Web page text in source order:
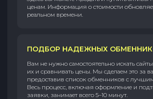
ценам. Информация о стоимости
реальном времени.
ПОДБОР НАДЕЖНЫХ
Вам не нужно самостоятельно искать
их и сравнивать цены. Мы сделаем это за
предоставив список обменников с
Весь процесс, включая оформление и
заявки, занимает всего 5–10 минут.